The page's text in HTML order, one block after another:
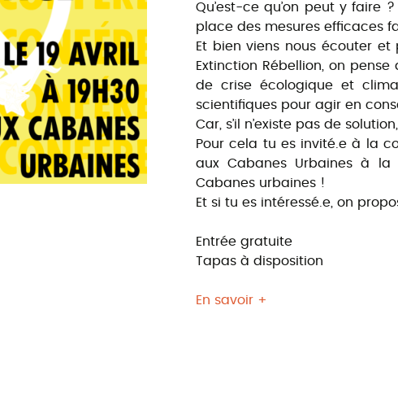
Qu’est-ce qu’on peut y faire
place des mesures efficaces
Et bien viens nous écouter
Extinction Rébellion, on
de crise écologique et
scientifiques pour agir en
Car, s’il n’existe pas de
Pour cela tu es invité.e à la
aux Cabanes Urbaines à la
Cabanes urbaines !
Et si tu es intéressé.e, on
Entrée gratuite
Tapas à disposition
En savoir +